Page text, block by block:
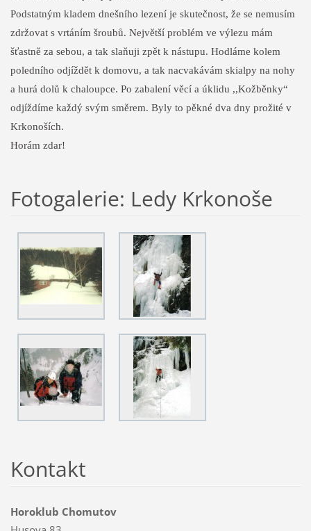
Podstatným kladem dnešního lezení je skutečnost, že se nemusím
zdržovat s vrtáním šroubů. Největší problém ve výlezu mám
šťastně za sebou, a tak slaňuji zpět k nástupu. Hodláme kolem
poledního odjíždět k domovu, a tak nacvakávám skialpy na nohy
a hurá dolů k chaloupce. Po zabalení věcí a úklidu ,,Kožběnky“
odjíždíme každý svým směrem. Byly to pěkné dva dny prožité v
Krkonoších.
Horám zdar!
Fotogalerie: Ledy Krkonoše
Kontakt
Horoklub Chomutov